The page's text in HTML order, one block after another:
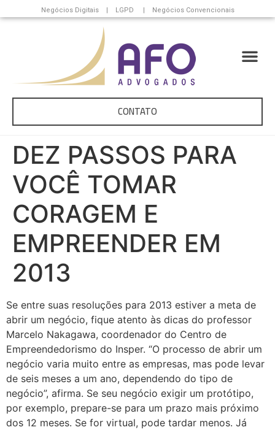
Negócios Digitais | LGPD | Negócios Convencionais
CONTATO
DEZ PASSOS PARA
VOCÊ TOMAR
CORAGEM E
EMPREENDER EM
2013
Se entre suas resoluções para 2013 estiver a meta de
abrir um negócio, fique atento às dicas do professor
Marcelo Nakagawa, coordenador do Centro de
Empreendedorismo do Insper. “O processo de abrir um
negócio varia muito entre as empresas, mas pode levar
de seis meses a um ano, dependendo do tipo de
negócio”, afirma. Se seu negócio exigir um protótipo,
por exemplo, prepare-se para um prazo mais próximo
dos 12 meses. Se for virtual, pode tardar menos. Já